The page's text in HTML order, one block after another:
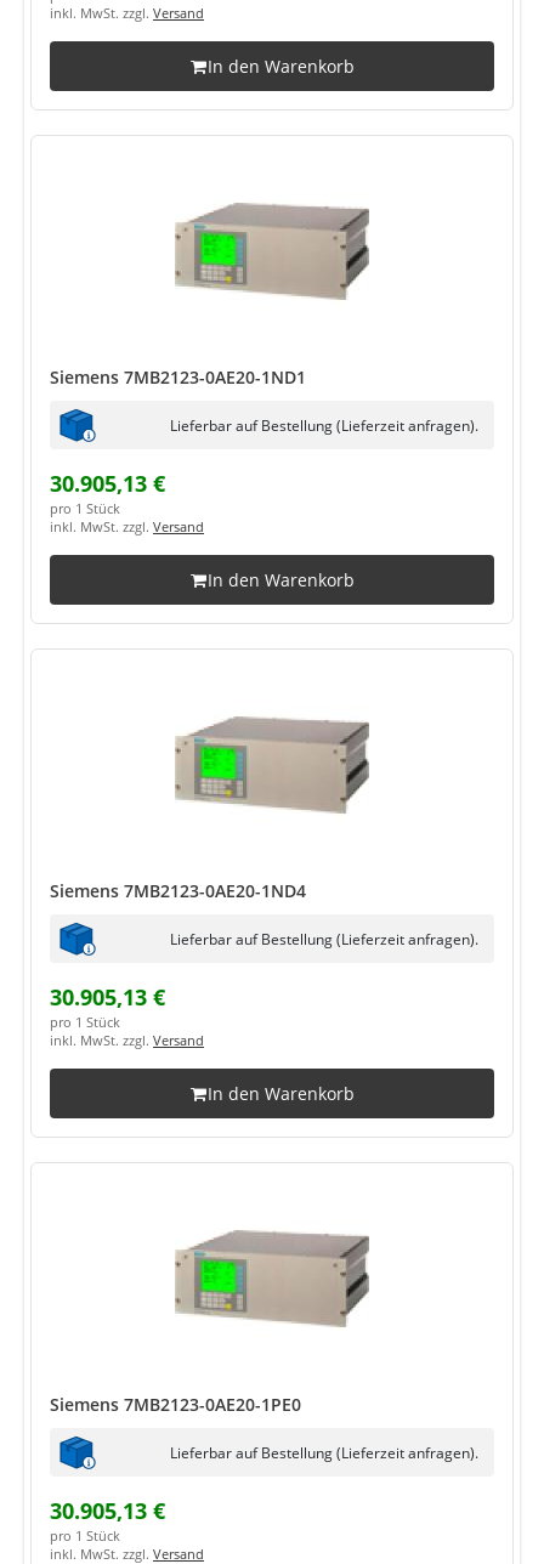
inkl. MwSt. zzgl. Versand
In den Warenkorb
Siemens 7MB2123-0AE20-1ND1
Lieferbar auf Bestellung (Lieferzeit anfragen).
30.905,13 €
pro 1 Stück
inkl. MwSt. zzgl. Versand
In den Warenkorb
Siemens 7MB2123-0AE20-1ND4
Lieferbar auf Bestellung (Lieferzeit anfragen).
30.905,13 €
pro 1 Stück
inkl. MwSt. zzgl. Versand
In den Warenkorb
Siemens 7MB2123-0AE20-1PE0
Lieferbar auf Bestellung (Lieferzeit anfragen).
30.905,13 €
pro 1 Stück
inkl. MwSt. zzgl. Versand